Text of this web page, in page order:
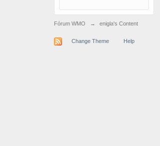
Fórum WMO → enigla's Content
Change Theme Help